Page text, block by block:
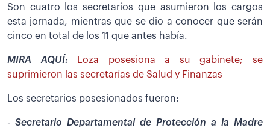
Son cuatro los secretarios que asumieron los cargos
esta jornada, mientras que se dio a conocer que serán
cinco en total de los 11 que antes había.
MIRA AQUÍ:
Loza posesiona a su gabinete; se
suprimieron las secretarías de Salud y Finanzas
Los secretarios posesionados fueron:
- Secretario Departamental de Protección a la Madre